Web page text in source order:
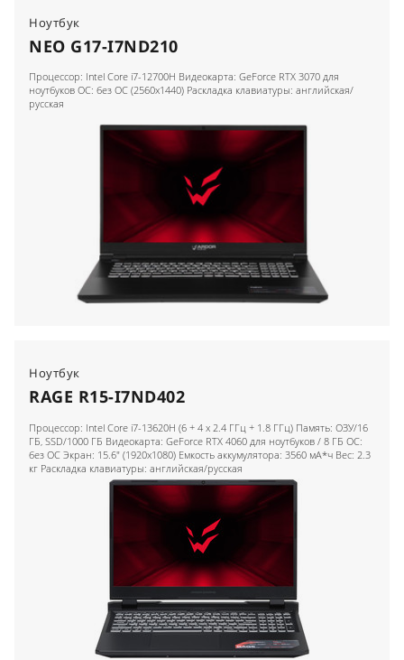
Ноутбук
NEO G17-I7ND210
Процессор: Intel Core i7-12700H Видеокарта: GeForce RTX 3070 для
ноутбуков ОС: без ОС (2560x1440) Раскладка клавиатуры: английская/
русская
Ноутбук
RAGE R15-I7ND402
Процессор: Intel Core i7-13620H (6 + 4 x 2.4 ГГц + 1.8 ГГц) Память: ОЗУ/16
ГБ, SSD/1000 ГБ Видеокарта: GeForce RTX 4060 для ноутбуков / 8 ГБ ОС:
без ОС Экран: 15.6" (1920x1080) Емкость аккумулятора: 3560 мА*ч Вес: 2.3
кг Раскладка клавиатуры: английская/русская